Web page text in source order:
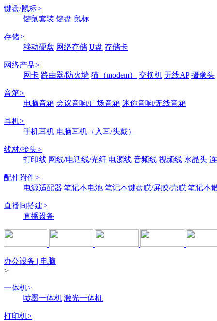
键盘/鼠标>
键鼠套装 键盘 鼠标
存储>
移动硬盘 网络存储 U盘 存储卡
网络产品>
网卡 路由器/防火墙 猫（modem） 交换机 无线AP 摄像头
音箱>
电脑音箱 会议音响/广场音箱 迷你音响/无线音箱
耳机>
手机耳机 电脑耳机（入耳/头戴）
线材/接头>
打印线 网线/电话线/光纤 电源线 音频线 视频线 水晶头
配件附件>
电源适配器 笔记本电池 笔记本键盘膜/屏膜/壳膜 笔记本
直播间搭建>
直播设备
办公设备 | 电脑
>
一体机>
喷墨一体机 激光一体机
打印机>